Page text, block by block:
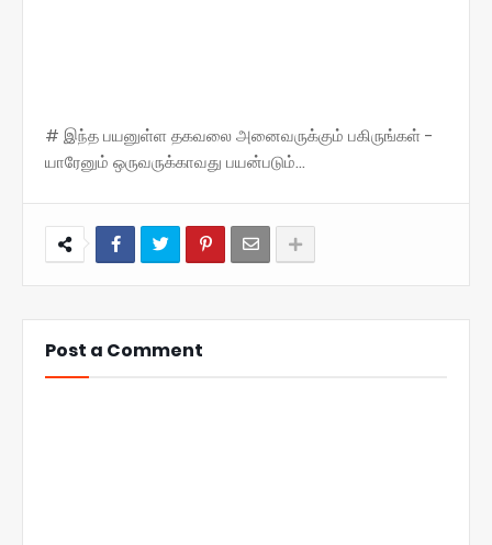
# இந்த பயனுள்ள தகவலை அனைவருக்கும் பகிருங்கள் -
யாரேனும் ஒருவருக்காவது பயன்படும்...
Post a Comment